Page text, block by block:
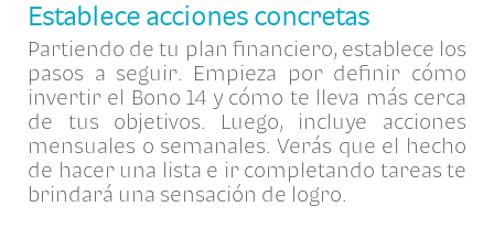
Establece acciones concretas
Partiendo de tu plan financiero, establece los
pasos a seguir. Empieza por definir cómo
invertir el Bono 14 y cómo te lleva más cerca
de tus objetivos. Luego, incluye acciones
mensuales o semanales. Verás que el hecho
de hacer una lista e ir completando tareas te
brindará una sensación de logro.